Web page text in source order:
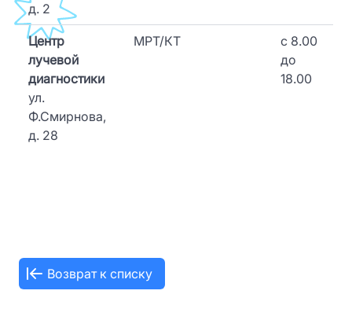
д. 2
Центр
лучевой
диагностики
ул.
Ф.Смирнова,
д. 28
МРТ/КТ
c 8.00
до
18.00
Возврат к списку